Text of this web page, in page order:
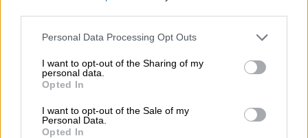
Please note that this website/app uses one or more Google
not limited to your visit or usage behaviour. You may click to
grant or deny consent to Google and its third-party tags to
use your data for below specified purposes in below Google
consent section.
Personal Data Processing Opt Outs
I want to opt-out of the Sharing of my
personal data.
Opted In
I want to opt-out of the Sale of my
Personal Data.
Opted In